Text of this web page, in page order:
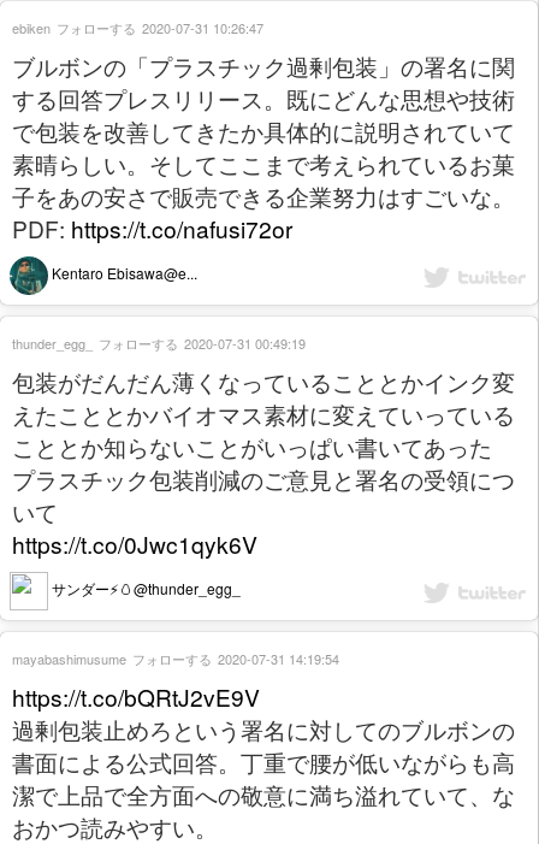
ブルボンの「プラスチック過剰包装」の署名に関
する回答プレスリリース。既にどんな思想や技術
で包装を改善してきたか具体的に説明されていて
素晴らしい。そしてここまで考えられているお菓
子をあの安さで販売できる企業努力はすごいな。
PDF: https://t.co/nafusi72or
Kentaro Ebisawa@e...
ebiken フォローする 2020-07-31 10:26:47
包装がだんだん薄くなっていることとかインク変
えたこととかバイオマス素材に変えていっている
こととか知らないことがいっぱい書いてあった
プラスチック包装削減のご意見と署名の受領につ
いて
https://t.co/0Jwc1qyk6V
サンダー⚡🥚@thunder_egg_
thunder_egg_ フォローする 2020-07-31 00:49:19
https://t.co/bQRtJ2vE9V
過剰包装止めろという署名に対してのブルボンの
書面による公式回答。丁重で腰が低いながらも高
潔で上品で全方面への敬意に満ち溢れていて、な
おかつ読みやすい。
mayabashimusume フォローする 2020-07-31 14:19:54